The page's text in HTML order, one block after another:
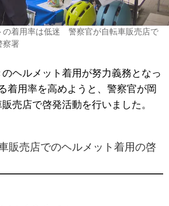
の着用率は低迷 警察官が自転車販売店で
署
ヘルメット着用が努力義務となっ
着用率を高めようと、警察官が岡
売店で啓発活動を行いました。
販売店でのヘルメット着用の啓